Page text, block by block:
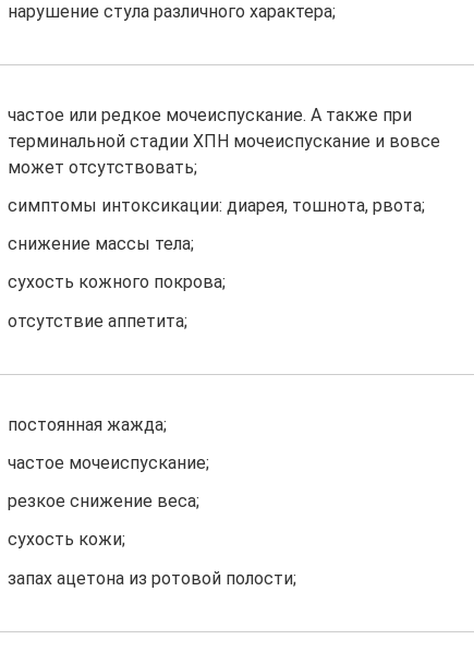
нарушение стула различного характера;
частое или редкое мочеиспускание. А также при
терминальной стадии ХПН мочеиспускание и вовсе
может отсутствовать;
симптомы интоксикации: диарея, тошнота, рвота;
снижение массы тела;
сухость кожного покрова;
отсутствие аппетита;
постоянная жажда;
частое мочеиспускание;
резкое снижение веса;
сухость кожи;
запах ацетона из ротовой полости;